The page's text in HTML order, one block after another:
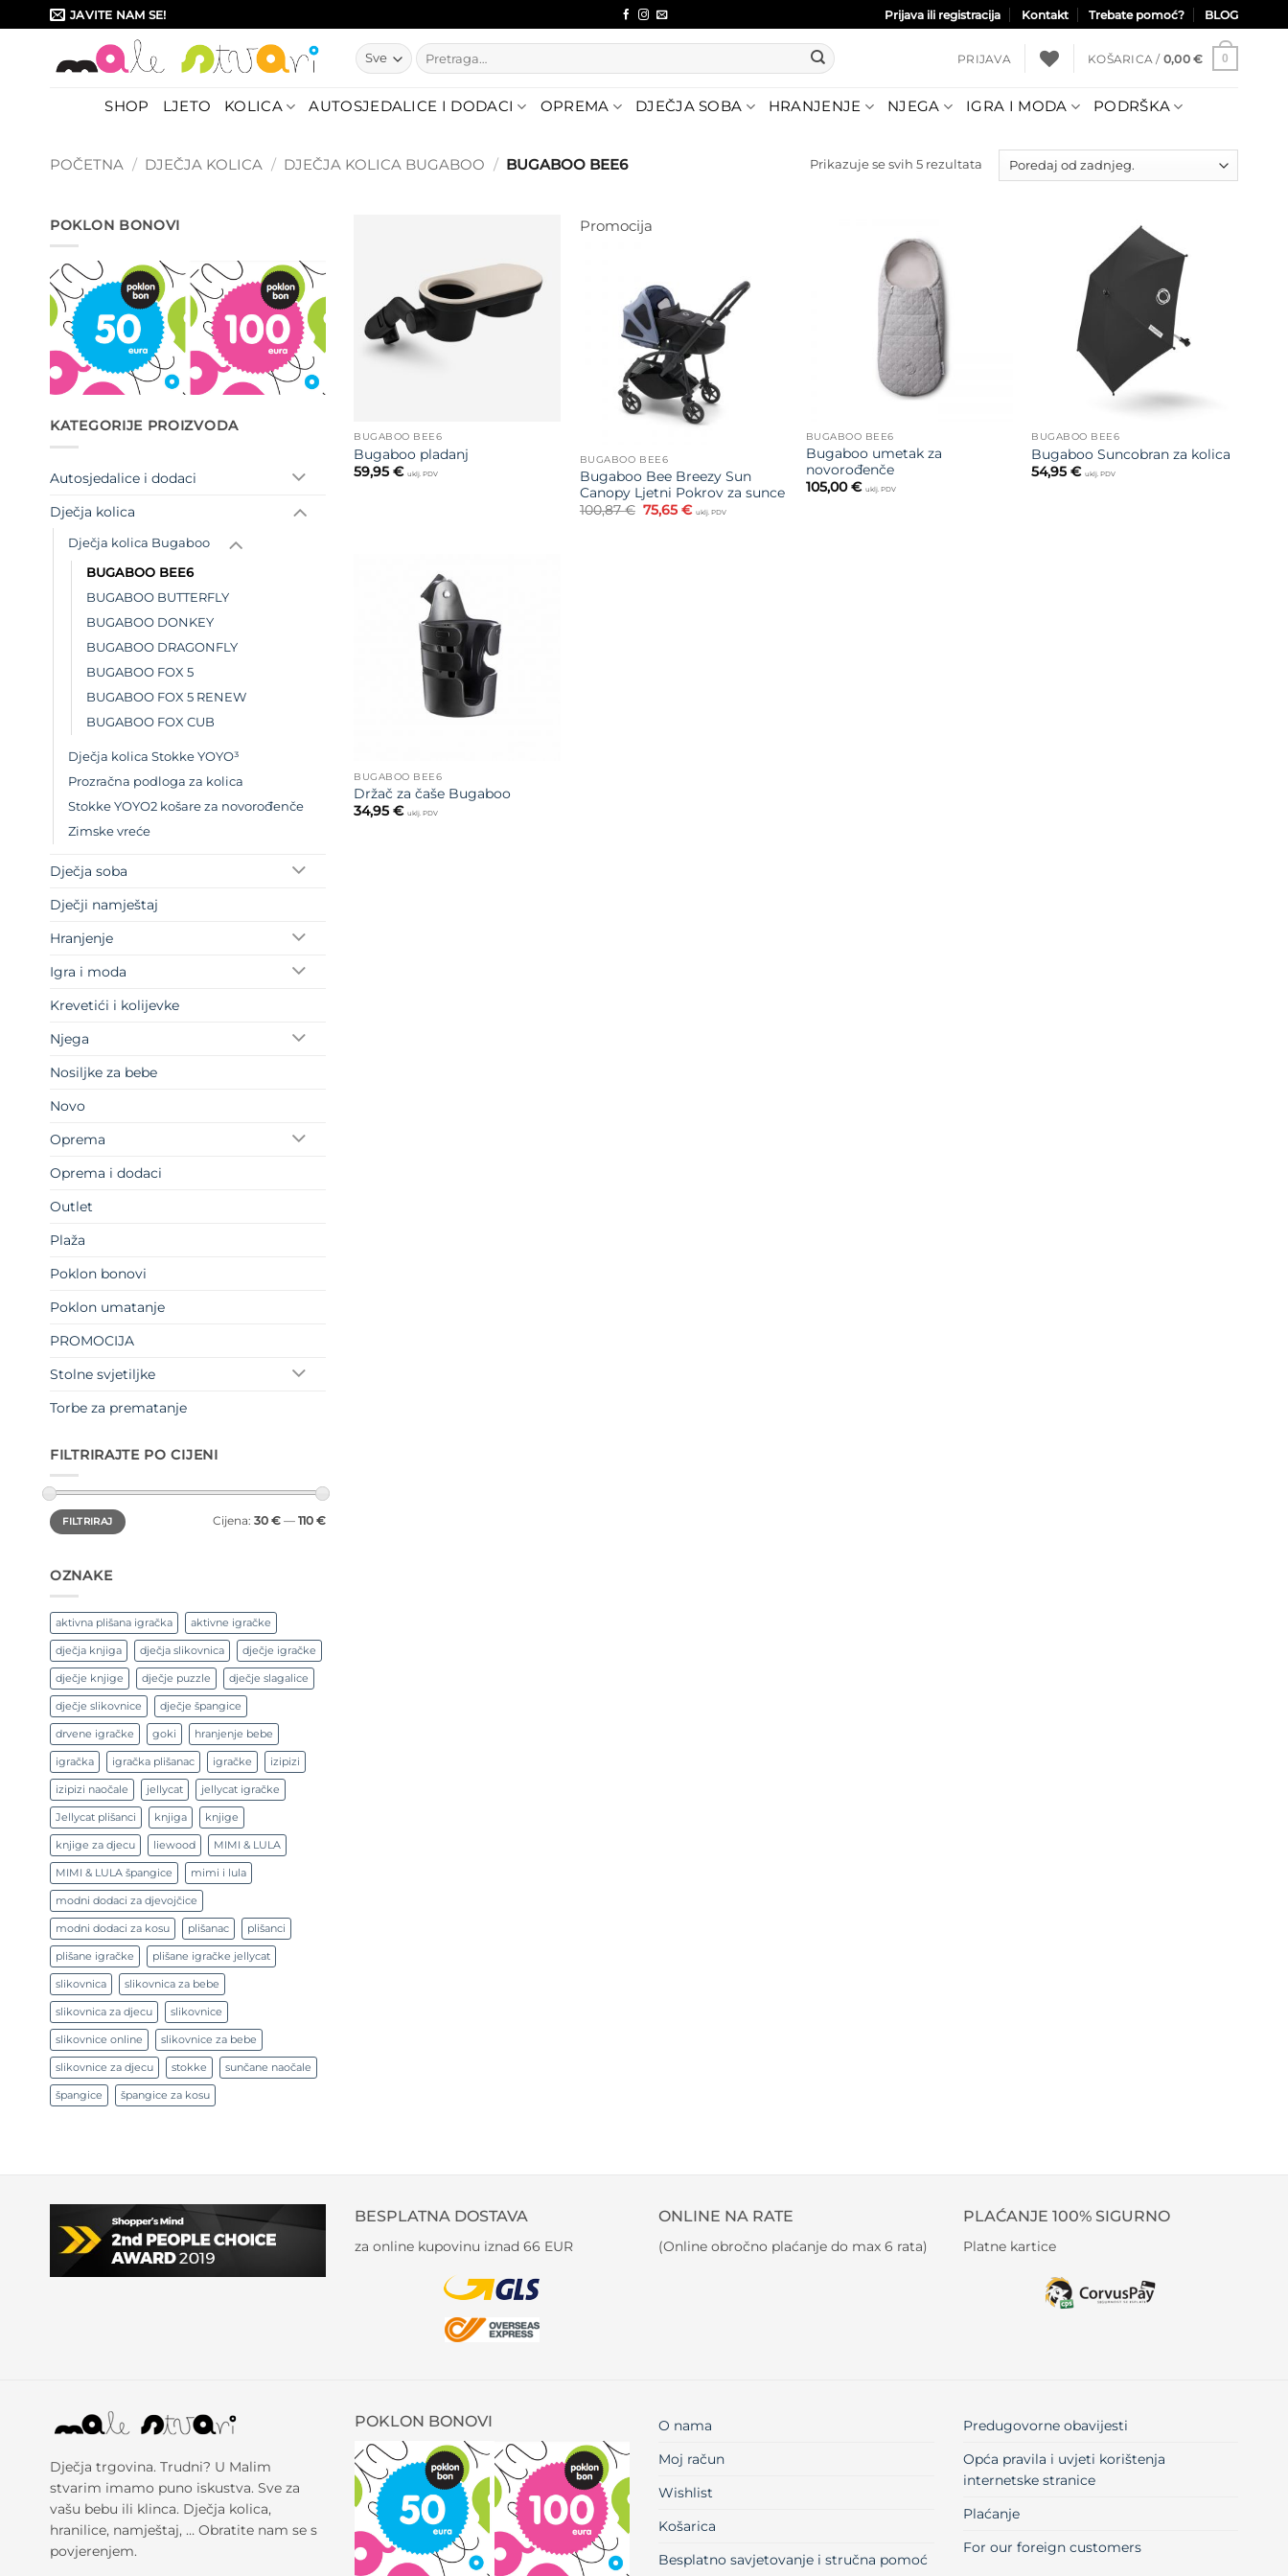
to
JAVITE NAM SE! Prijava ili registracija Kontakt Trebate pomoć? BLOG
Pretraži:
PRIJAVA KOŠARICA / 0,00 € 0
SHOP LJETO KOLICA AUTOSJEDALICE I DODACI OPREMA DJEČJA SOBA HRANJENJE NJEGA IGRA I MODA PODRŠKA
POČETNA / DJEČJA KOLICA / DJEČJA KOLICA BUGABOO / BUGABOO BEE6 Prikazuje se svih 5 rezultata Poredano
POKLON BONOVI
KATEGORIJE PROIZVODA
Autosjedalice i dodaci
Dječja kolica
Dječja kolica Bugaboo
BUGABOO BEE6
BUGABOO BUTTERFLY
BUGABOO DONKEY
BUGABOO DRAGONFLY
BUGABOO FOX 5
BUGABOO FOX 5 RENEW
BUGABOO FOX CUB
Dječja kolica Stokke YOYO³
Prozračna podloga za kolica
Stokke YOYO2 košare za novorođenče
Zimske vreće
Dječja soba
Dječji namještaj
Hranjenje
Igra i moda
Krevetići i kolijevke
Njega
Nosiljke za bebe
Novo
Oprema
Oprema i dodaci
Outlet
Plaža
Poklon bonovi
Poklon umatanje
PROMOCIJA
Stolne svjetiljke
Torbe za prematanje
FILTRIRAJTE PO CIJENI
Min
cijena
Maks
cijenaFILTRIRAJ Cijena: 30 €— 110 €
OZNAKE
aktivna plišana igračka aktivne igračke
dječja knjiga dječja slikovnica dječje igračke
dječje knjige dječje puzzle dječje slagalice
dječje slikovnice dječje špangice
drvene igračke goki hranjenje bebe
igračka igračka plišanac igračke izipizi
izipizi naočale jellycat jellycat igračke
Jellycat plišanci knjiga knjige
knjige za djecu liewood MIMI & LULA
MIMI & LULA špangice mimi i lula
modni dodaci za djevojčice
modni dodaci za kosu plišanac plišanci
plišane igračke plišane igračke jellycat
slikovnica slikovnica za bebe
slikovnica za djecu slikovnice
slikovnice online slikovnice za bebe
slikovnice za djecu stokke sunčane naočale
špangice špangice za kosu
Dodajte
na listu
želja
BUGABOO BEE6
Bugaboo pladanj
59,95€ uklj. PDV
Promocija
Dodajte
na listu
BUGABOO BEE6
Bugaboo Bee Breezy Sun
Canopy Ljetni Pokrov za sunce
100,87€ Izvorna
cijena
75,65€Trenutna
cijena
uklj. PDV
BUGABOO BEE6
Bugaboo umetak za
novorođenče
105,00€ uklj. PDV
Dodajte
BUGABOO BEE6
Bugaboo Suncobran za kolica
54,95€ uklj. PDV
BUGABOO BEE6
Držač za čaše Bugaboo
34,95€ uklj. PDV
BESPLATNA DOSTAVA
za online kupovinu iznad 66 EUR
ONLINE NA RATE
(Online obročno plaćanje do max 6 rata)
PLAĆANJE 100% SIGURNO
Platne kartice
Dječja trgovina. Trudni? U Malim
stvarim imamo puno iskustva. Sve za
vašu bebu ili klinca. Dječja kolica,
hranilice, namještaj, … Obratite nam se s
povjerenjem.
POKLON BONOVI
O nama
Moj račun
Wishlist
Košarica
Besplatno savjetovanje i stručna pomoć
Predugovorne obavijesti
Opća pravila i uvjeti korištenja
internetske stranice
Plaćanje
For our foreign customers